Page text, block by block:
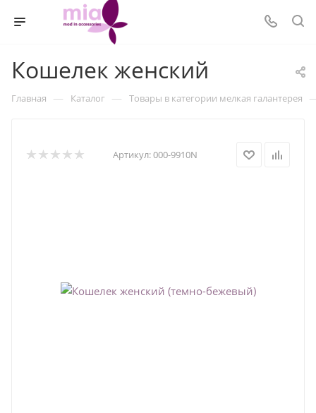
Кошелек женский
Главная — Каталог — Товары в категории мелкая галантерея
Артикул:000-9910N